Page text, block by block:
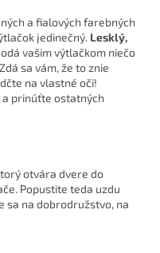
a fialových farebných
jedinečný. Lesklý,
vašim výtlačkom niečo
sa vám, že to znie
na vlastné oči!
a prinúťte ostatných
otvára dvere do
Popustite teda uzdu
sa na dobrodružstvo, na